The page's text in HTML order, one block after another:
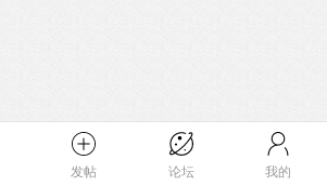
发帖 论坛 我的